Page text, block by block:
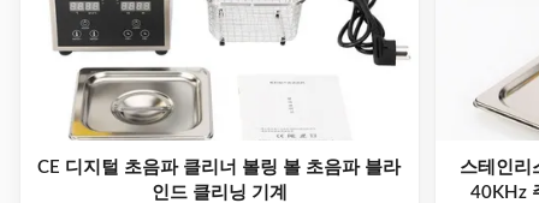
CE 디지털 초음파 클리너 볼링 볼 초음파 블라
인드 클리닝 기계
스테인리
40KHz